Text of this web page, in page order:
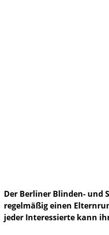
Der Berliner Blinden- und
regelmäßig einen
jeder Interessierte kann